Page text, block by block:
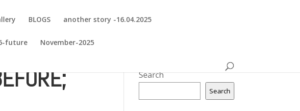
BLOGS another story -16.04.2025
future November-2025
Search
Search